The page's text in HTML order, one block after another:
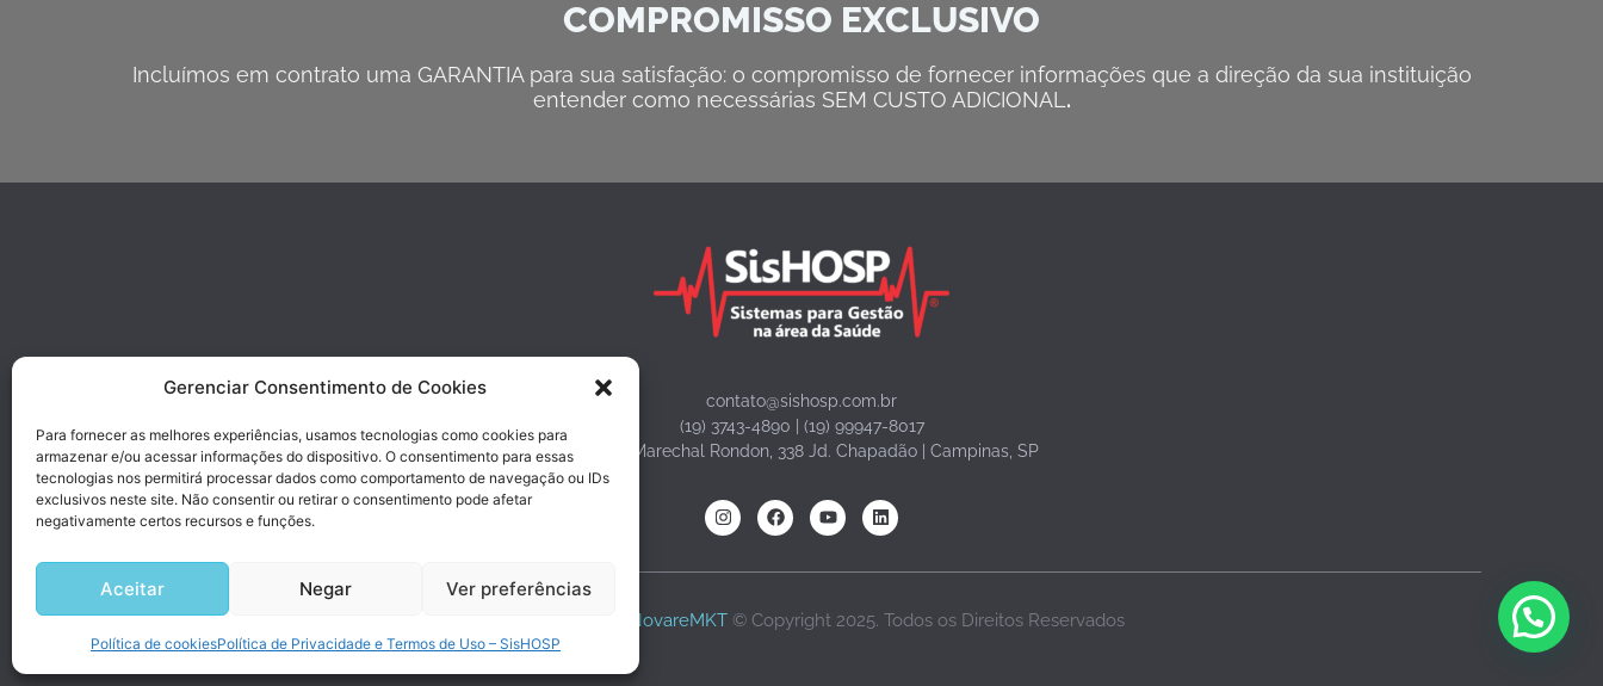
Gerenciar Consentimento de Cookies
Para fornecer as melhores experiências, usamos tecnologias como cookies para
armazenar e/ou acessar informações do dispositivo. O consentimento para essas
tecnologias nos permitirá processar dados como comportamento de navegação ou IDs
exclusivos neste site. Não consentir ou retirar o consentimento pode afetar
negativamente certos recursos e funções.
Aceitar Negar Ver preferências
Política de cookiesPolítica de Privacidade e Termos de Uso – SisHOSP
COMPROMISSO EXCLUSIVO
Incluímos em contrato uma GARANTIA para sua satisfação: o compromisso de fornecer informações que a direção da sua instituição
entender como necessárias SEM CUSTO ADICIONAL .
contato@sishosp.com.br
(19) 3743-4890 | (19) 99947-8017
Avenida Marechal Rondon, 338 Jd. Chapadão | Campinas, SP
NovareMKT © Copyright 2025. Todos os Direitos Reservados